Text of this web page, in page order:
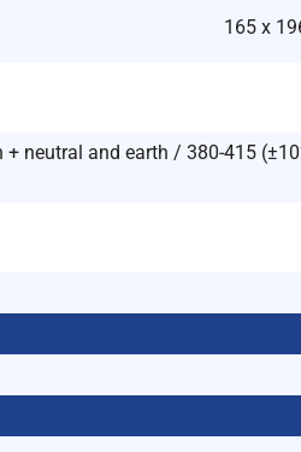
165 x
neutral and earth / 380-415